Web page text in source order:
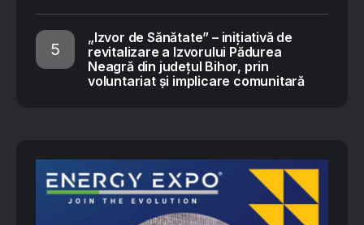
„Izvor de Sănătate” – inițiativă de
revitalizare a Izvorului Pădurea
Neagră din județul Bihor, prin
voluntariat și implicare comunitară